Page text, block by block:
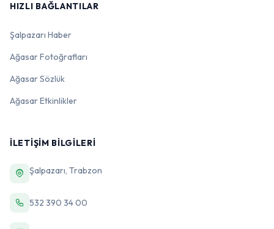
HIZLI BAĞLANTILAR
Şalpazarı Haber
Ağasar Fotoğrafları
Ağasar Sözlük
Ağasar Etkinlikler
İLETIŞIM BILGILERI
Şalpazarı, Trabzon
532 390 34 00